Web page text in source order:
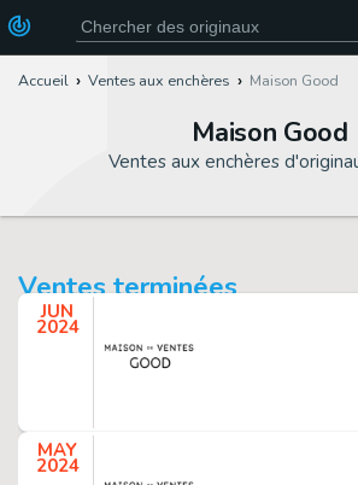
Accueil Ventes aux enchères Maison Good
Maison Good
Ventes aux enchères
Ventes terminées
JUN
2024
MAY
2024